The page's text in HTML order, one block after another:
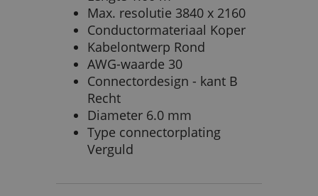
Max. resolutie 3840 x 2160
Conductormateriaal Koper
Kabelontwerp Rond
AWG-waarde 30
Connectordesign - kant B
Recht
Diameter 6.0 mm
Type connectorplating
Verguld